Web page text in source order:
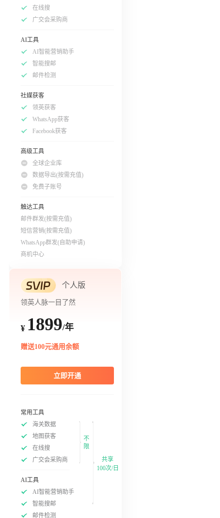
在线搜
广交会采购商
AI工具
AI智能营销助手
智能搜邮
邮件检测
社媒获客
领英获客
WhatsApp获客
Facebook获客
高级工具
全球企业库
数据导出(按需充值)
免费子账号
触达工具
邮件群发(按需充值)
短信营销(按需充值)
WhatsApp群发(自助申请)
商机中心
个人版
领英人脉一目了然
¥ 1899/年
赠送100元通用余额
立即开通
常用工具
海关数据
地图获客
在线搜
广交会采购商
不
限
AI工具
AI智能营销助手
智能搜邮
邮件检测
共享
100次/日